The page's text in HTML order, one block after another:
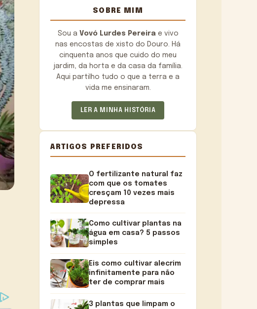
SOBRE MIM
Sou a Vovó Lurdes Pereirae vivo
nas encostas de xisto do Douro. Há
cinquenta anos que cuido do meu
jardim, da horta e da casa da família.
Aqui partilho tudo o que a terra e a
vida me ensinaram.
LER A MINHA HISTÓRIA
ARTIGOS PREFERIDOS
O fertilizante natural faz
com que os tomates
cresçam 10 vezes mais
depressa
Como cultivar plantas na
água em casa? 5 passos
simples
Eis como cultivar alecrim
infinitamente para não
ter de comprar mais
3 plantas que limpam o